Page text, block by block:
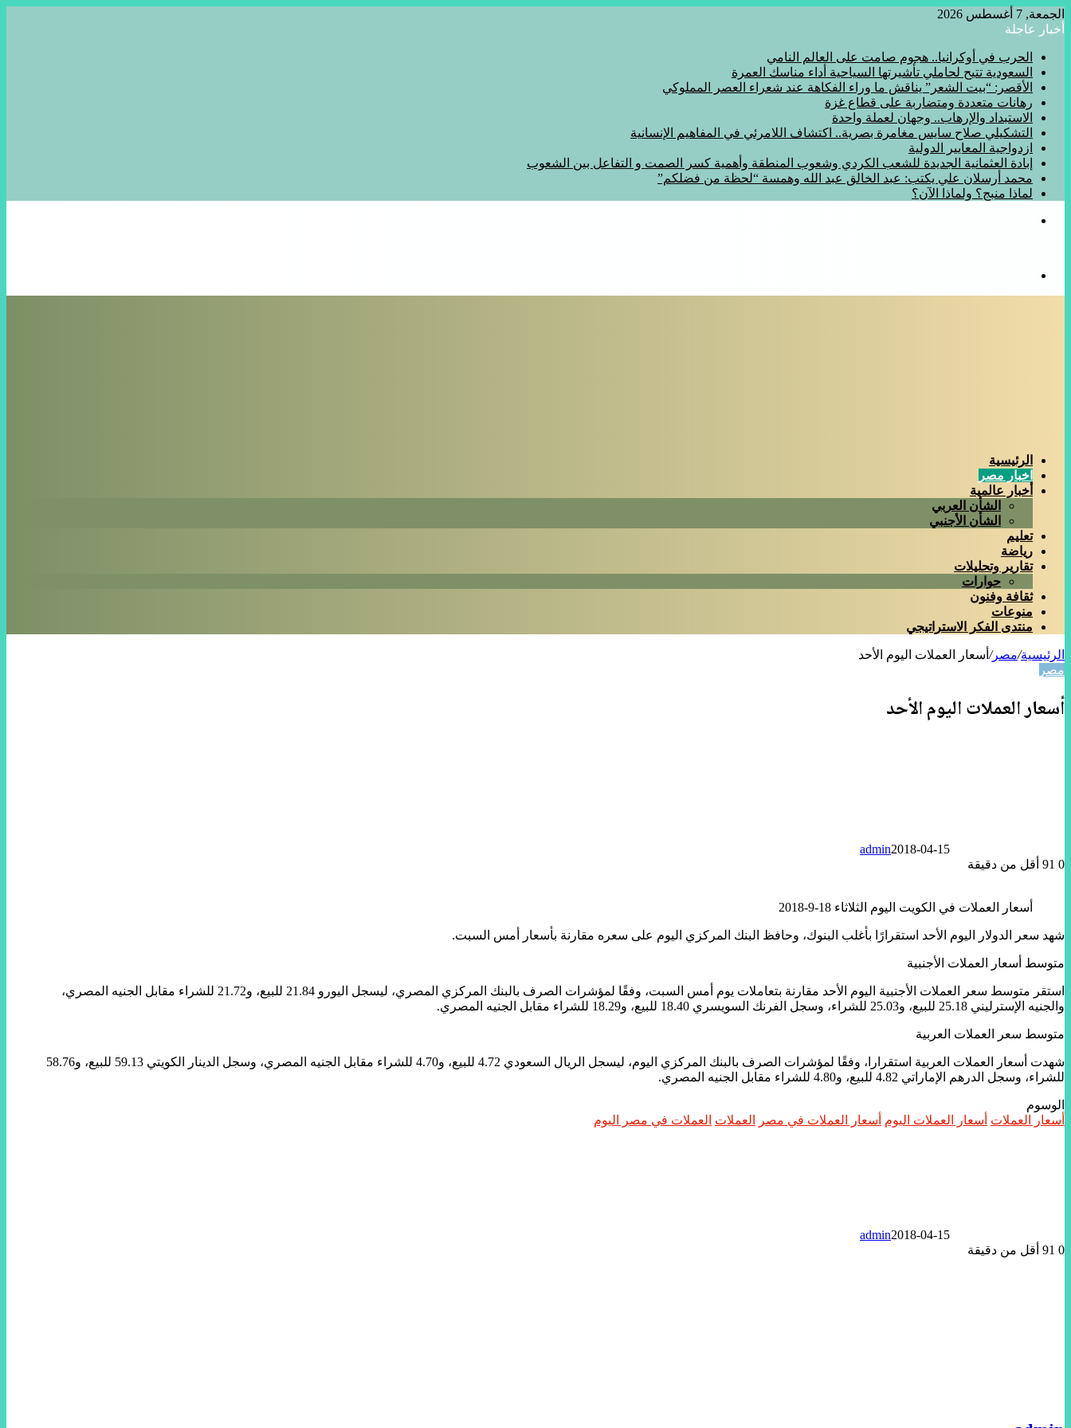
الجمعة, 7 أغسطس 2026
أخبار عاجلة
الحرب في أوكرانيا.. هجوم صامت على العالم النامي
السعودية تتيح لحاملي تأشيرتها السياحية أداء مناسك العمرة
الأقصر: “بيت الشعر” يناقش ما وراء الفكاهة عند شعراء العصر المملوكي
رهانات متعددة ومتضاربة على قطاع غزة
الاستبداد والإرهاب.. وجهان لعملة واحدة
التشكيلي صلاح سايس مغامرة بصرية.. اكتشاف اللامرئي في المفاهيم الإنسانية
ازدواجية المعايير الدولية
إبادة العثمانية الجديدة للشعب الكردي وشعوب المنطقة وأهمية كسر الصمت و التفاعل بين الشعوب
محمد أرسلان علي يكتب: عبد الخالق عبد الله وهمسة “لحظة من فضلكم”
لماذا منبج؟ ولماذا الآن؟
الرئيسية
اخبار مصر
أخبار عالمية
الشأن العربي
الشأن الأجنبي
تعليم
رياضة
تقارير وتحليلات
حوارات
ثقافة وفنون
منوعات
منتدى الفكر الاستراتيجي
الرئيسية/مصر/ أسعار العملات اليوم الأحد
مصر
أسعار العملات اليوم الأحد
admin2018-04-15
0
أقل من دقيقة
أسعار العملات في الكويت اليوم الثلاثاء 18-9-2018
شهد سعر الدولار اليوم الأحد استقرارًا بأغلب البنوك، وحافظ البنك المركزي اليوم على سعره مقارنة بأسعار أمس السبت.
متوسط أسعار العملات الأجنبية
استقر متوسط سعر العملات الأجنبية اليوم الأحد مقارنة بتعاملات يوم أمس السبت، وفقًا لمؤشرات الصرف بالبنك المركزي المصري، ليسجل اليورو 21.84 للبيع، و21.72 للشراء مقابل الجنيه المصري،
والجنيه الإسترليني 25.18 للبيع، و25.03 للشراء، وسجل الفرنك السويسري 18.40 للبيع، و18.29 للشراء مقابل الجنيه المصري.
متوسط سعر العملات العربية
شهدت أسعار العملات العربية استقرارا، وفقًا لمؤشرات الصرف بالبنك المركزي اليوم، ليسجل الريال السعودي 4.72 للبيع، و4.70 للشراء مقابل الجنيه المصري، وسجل الدينار الكويتي 59.13 للبيع، و58.76
للشراء، وسجل الدرهم الإماراتي 4.82 للبيع، و4.80 للشراء مقابل الجنيه المصري.
الوسوم
أسعار العملات أسعار العملات اليوم أسعار العملات في مصر العملات العملات في مصر اليوم
admin2018-04-15
0
أقل من دقيقة